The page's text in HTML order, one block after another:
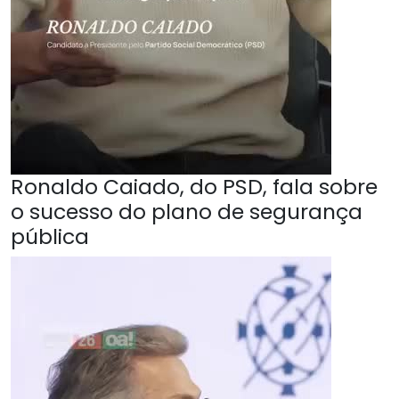
Ronaldo Caiado, do PSD, fala sobre
o sucesso do plano de segurança
pública